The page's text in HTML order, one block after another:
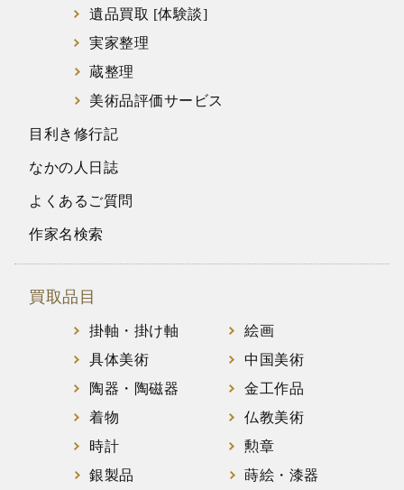
遺品買取 [体験談]
実家整理
蔵整理
美術品評価サービス
目利き修行記
なかの人日誌
よくあるご質問
作家名検索
買取品目
掛軸・掛け軸
絵画
具体美術
中国美術
陶器・陶磁器
金工作品
着物
仏教美術
時計
勲章
銀製品
蒔絵・漆器